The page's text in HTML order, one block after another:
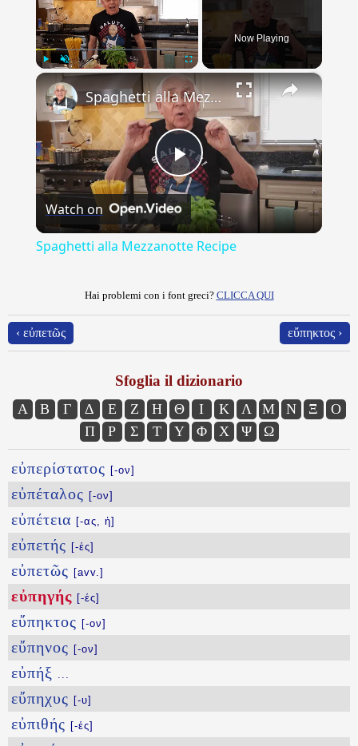
Unmute
Now Playing
×
Play
Video
Spaghetti alla Mezzanotte Recipe
Watch on
Spaghetti alla Mezzanotte Recipe
Hai problemi con i font greci? CLICCA QUI
‹ εὐπετῶς εὔπηκτος ›
Sfoglia il dizionario
Α Β Γ Δ Ε Ζ Η Θ Ι Κ Λ Μ Ν Ξ
Ο
Π
Ρ Σ Τ Υ Φ Χ Ψ Ω
εὐπερίστατος [-ον]
εὐπέταλος [-ον]
εὐπέτεια [-ας, ἡ]
εὐπετής [-ές]
εὐπετῶς [avv.]
εὐπηγής [-ές]
εὔπηκτος [-ον]
εὔπηνος [-ον]
εὐπήξ ...
εὔπηχυς [-υ]
εὐπιθής [-ές]